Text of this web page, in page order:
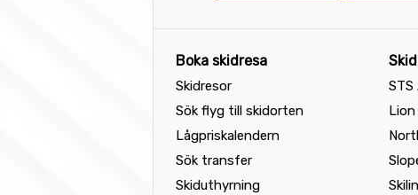
Boka skidresa
Skidresor
Sök flyg till skidorten
Lågpriskalendern
Sök transfer
Skiduthyrning
STS